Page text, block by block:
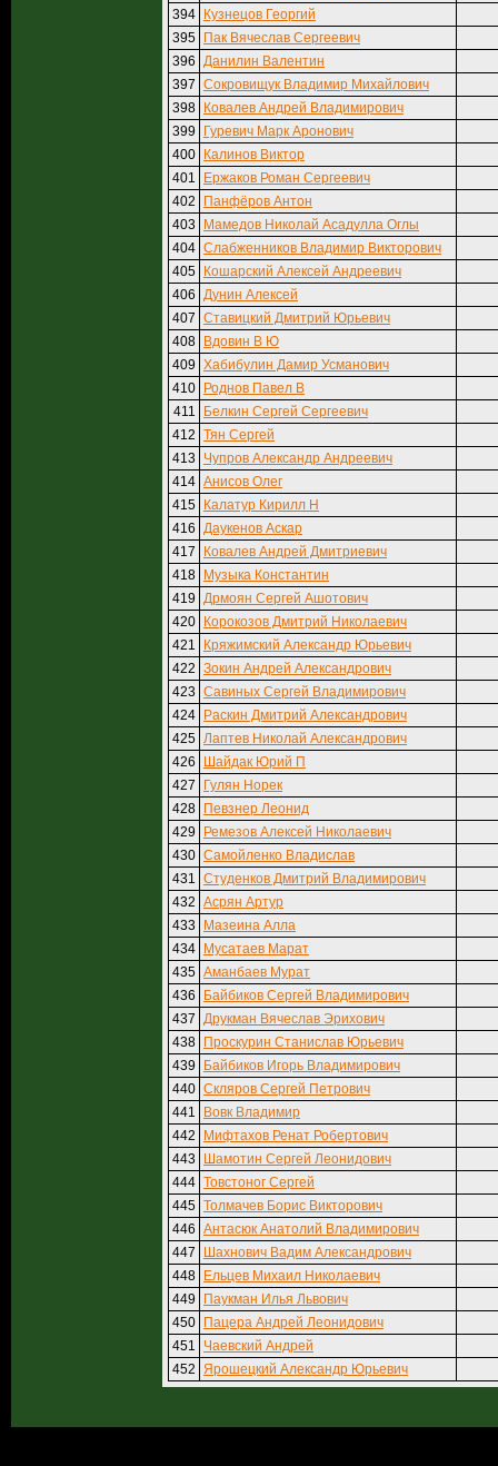
394
Кузнецов Георгий
395
Пак Вячеслав Сергеевич
396 Данилин Валентин
397 Сокровищук Владимир Михайлович
398
Ковалев Андрей Владимирович
399
Гуревич Марк Аронович
400
Калинов Виктор
401
Ержаков Роман Сергеевич
402
Панфёров Антон
403
Мамедов Николай Асадулла Оглы
404 Слабженников Владимир Викторович
405
Кошарский Алексей Андреевич
406 Дунин Алексей
407 Ставицкий Дмитрий Юрьевич
408
Вдовин В Ю
409 Хабибулин Дамир Усманович
410
Роднов Павел В
411
Белкин Сергей Сергеевич
412 Тян Сергей
413
Чупров Александр Андреевич
414 Анисов Олег
415
Калатур Кирилл Н
416 Даукенов Аскар
417
Ковалев Андрей Дмитриевич
418
Музыка Константин
419 Дрмоян Сергей Ашотович
420
Корокозов Дмитрий Николаевич
421
Кряжимский Александр Юрьевич
422 Зокин Андрей Александрович
423 Савиных Сергей Владимирович
424
Раскин Дмитрий Александрович
425 Лаптев Николай Александрович
426
Шайдак Юрий П
427
Гулян Норек
428
Певзнер Леонид
429
Ремезов Алексей Николаевич
430 Самойленко Владислав
431 Студенков Дмитрий Владимирович
432 Асрян Артур
433
Мазеина Алла
434
Мусатаев Марат
435 Аманбаев Мурат
436
Байбиков Сергей Владимирович
437 Друкман Вячеслав Эрихович
438
Проскурин Станислав Юрьевич
439
Байбиков Игорь Владимирович
440 Скляров Сергей Петрович
441
Вовк Владимир
442
Мифтахов Ренат Робертович
443
Шамотин Сергей Леонидович
444 Товстоног Сергей
445 Толмачев Борис Викторович
446 Антасюк Анатолий Владимирович
447
Шахнович Вадим Александрович
448
Ельцев Михаил Николаевич
449
Паукман Илья Львович
450
Пацера Андрей Леонидович
451
Чаевский Андрей
452 Ярошецкий Александр Юрьевич